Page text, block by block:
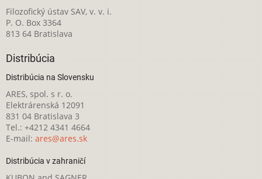
Filozofický ústav SAV, v. v. i.
P. O. Box 3364
813 64 Bratislava
Distribúcia
Distribúcia na Slovensku
ARES, spol. s r. o.
Elektrárenská 12091
831 04 Bratislava 3
Tel.: +4212 4341 4664
E-mail: ares@ares.sk
Distribúcia v zahraničí